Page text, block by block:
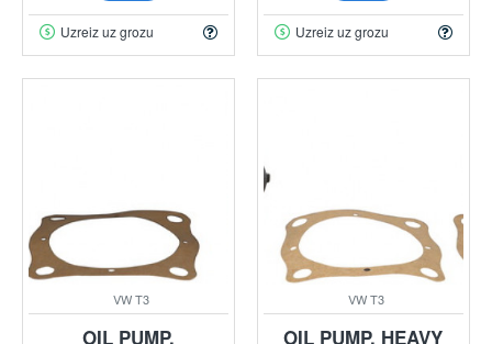
Uzreiz uz grozu Uzreiz uz grozu
VW T3
OIL PUMP,
VW T3
OIL PUMP, HEAVY